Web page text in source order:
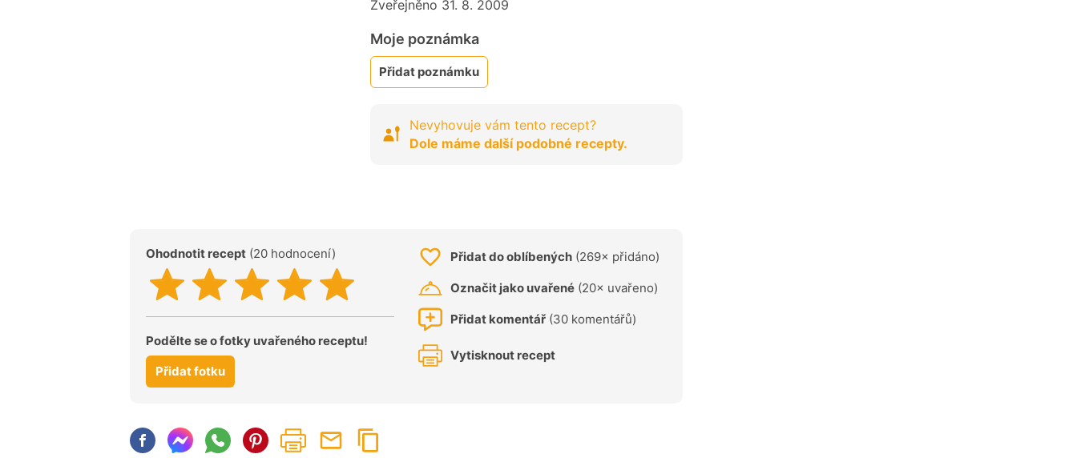
Zveřejněno 31. 8. 2009
Moje poznámka
Přidat poznámku
Nevyhovuje vám tento recept?
Dole máme další podobné recepty.
Ohodnotit recept (20 hodnocení)
Podělte se o fotky uvařeného receptu!
Přidat fotku
Přidat do oblíbených (269× přidáno)
Označit jako uvařené (20× uvařeno)
Přidat komentář (30 komentářů)
Vytisknout recept